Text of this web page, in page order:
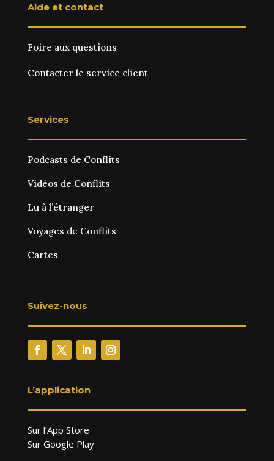
Aide et contact
Foire aux questions
Contacter le service client
Services
Podcasts de Conflits
Vidéos de Conflits
Lu à l’étranger
Voyages de Conflits
Cartes
Suivez-nous
L’application
Sur l’App Store
Sur Google Play